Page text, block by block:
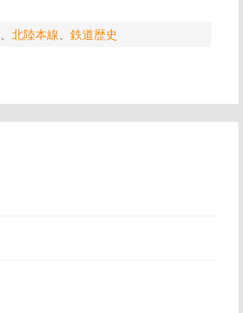
、 北陸本線、 鉄道歴史